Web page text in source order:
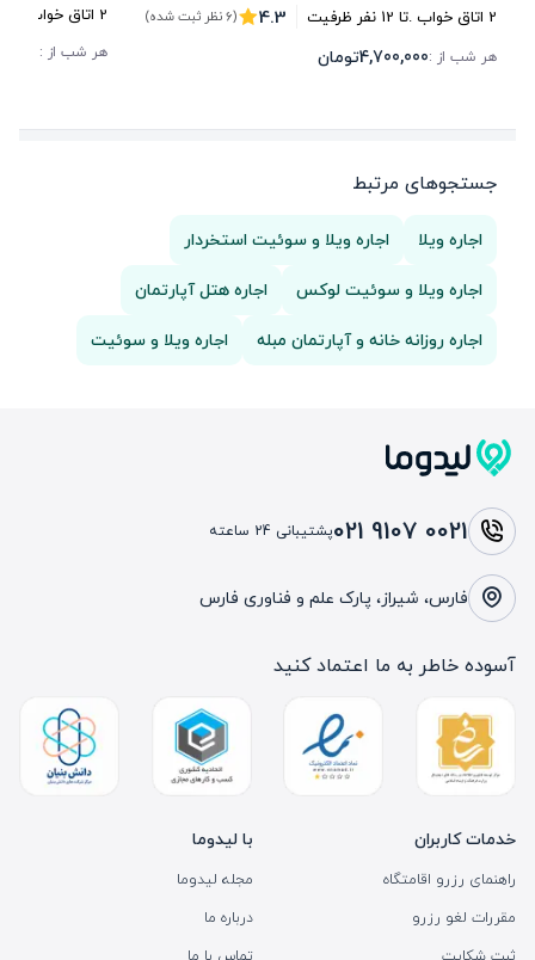
2 اتاق خواب .تا 12 نفر ظرفیت 4.3 (6 نظر ثبت شده)
هر شب از :4,700,000تومان
2 اتاق خواب .
هر شب از :
جستجوهای مرتبط
اجاره ویلا
اجاره ویلا و سوئیت استخردار
اجاره ویلا و سوئیت لوکس
اجاره هتل آپارتمان
اجاره روزانه خانه و آپارتمان مبله
اجاره ویلا و سوئیت
خدمات کاربران
راهنمای رزرو اقامتگاه
مقررات لغو رزرو
با لیدوما
مجله لیدوما
درباره ما
021 9107 0021پشتیبانی 24 ساعته
فارس، شیراز، پارک علم و فناوری فارس
آسوده خاطر به ما اعتماد کنید